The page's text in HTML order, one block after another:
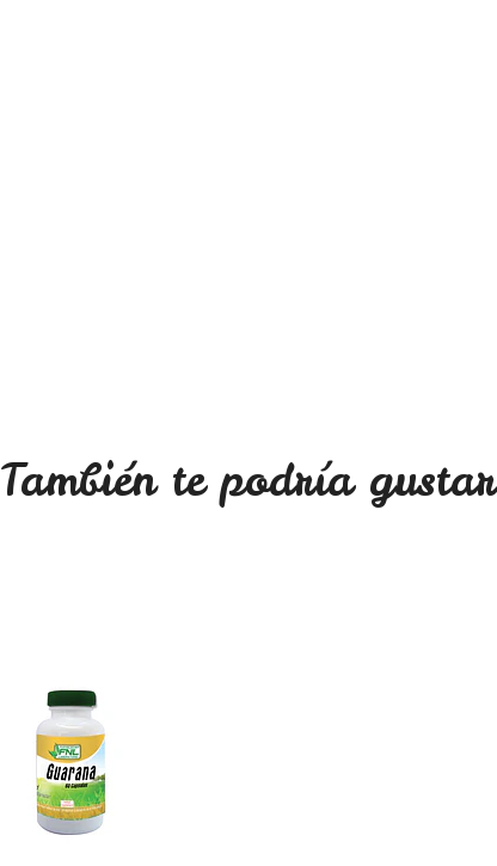
También te podría gustar